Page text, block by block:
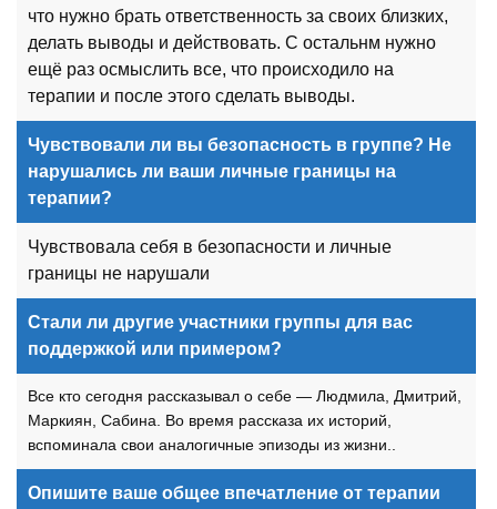
что нужно брать ответственность за своих близких,
делать выводы и действовать. С остальнм нужно
ещё раз осмыслить все, что происходило на
терапии и после этого сделать выводы.
Чувствовали ли вы безопасность в группе? Не
нарушались ли ваши личные границы на
терапии?
Чувствовала себя в безопасности и личные
границы не нарушали
Стали ли другие участники группы для вас
поддержкой или примером?
Все кто сегодня рассказывал о себе — Людмила, Дмитрий,
Маркиян, Сабина. Во время рассказа их историй,
вспоминала свои аналогичные эпизоды из жизни..
Опишите ваше общее впечатление от терапии